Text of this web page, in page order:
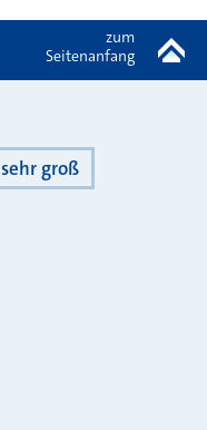
zum
Seitenanfang
sehr groß